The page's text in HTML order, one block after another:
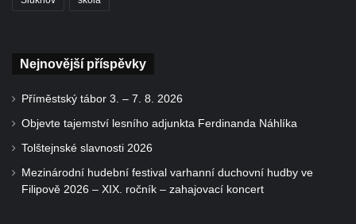
Nejnovější příspěvky
Příměstský tábor 3. – 7. 8. 2026
Objevte tajemství lesního adjunkta Ferdinanda Náhlíka
Tolštejnské slavnosti 2026
Mezinárodní hudební festival varhanní duchovní hudby ve
Filipově 2026 – XIX. ročník – zahajovací koncert